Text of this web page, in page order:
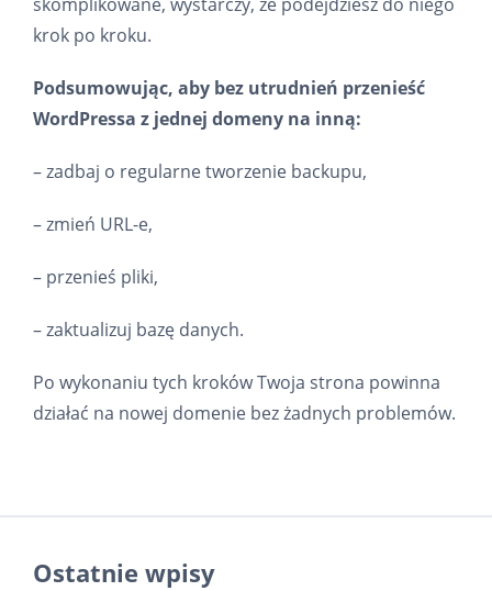
skomplikowane, wystarczy, że podejdziesz do niego
krok po kroku.
Podsumowując, aby bez utrudnień przenieść
WordPressa z jednej domeny na inną:
– zadbaj o regularne tworzenie backupu,
– zmień URL-e,
– przenieś pliki,
– zaktualizuj bazę danych.
Po wykonaniu tych kroków Twoja strona powinna
działać na nowej domenie bez żadnych problemów.
Ostatnie wpisy